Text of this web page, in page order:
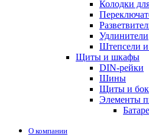
Колодки
Удлинители
Штепсели и
Щиты и шкафы
DIN-рейки
Шины
Щиты и
Элементы
О компании